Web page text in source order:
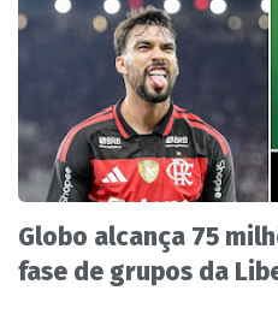
Globo alcança 75
fase de grupos da